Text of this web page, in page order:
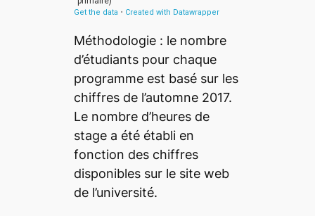
Méthodologie : le nombre
d’étudiants pour chaque
programme est basé sur les
chiffres de l’automne 2017.
Le nombre d’heures de
stage a été établi en
fonction des chiffres
disponibles sur le site web
de l’université.